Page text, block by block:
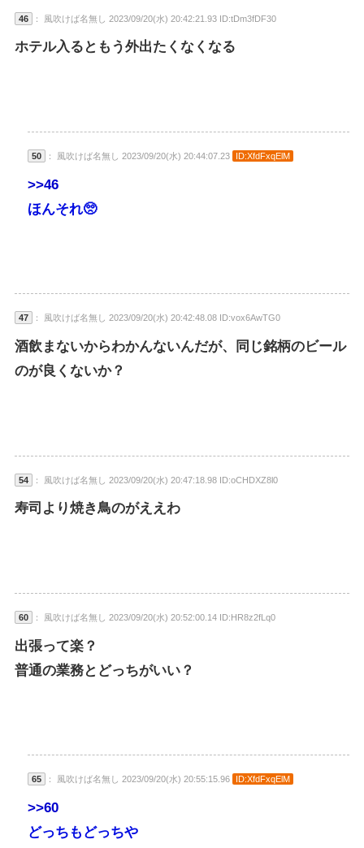
46 ： 風吹けば名無し 2023/09/20(水) 20:42:21.93 ID:tDm3fDF30
ホテル入るともう外出たくなくなる
50 ： 風吹けば名無し 2023/09/20(水) 20:44:07.23 ID:XfdFxqElM
>>46
ほんそれ🥺
47 ： 風吹けば名無し 2023/09/20(水) 20:42:48.08 ID:vox6AwTG0
酒飲まないからわかんないんだが、同じ銘柄のビール
のが良くないか？
54 ： 風吹けば名無し 2023/09/20(水) 20:47:18.98 ID:oCHDXZ8l0
寿司より焼き鳥のがええわ
60 ： 風吹けば名無し 2023/09/20(水) 20:52:00.14 ID:HR8z2fLq0
出張って楽？
普通の業務とどっちがいい？
65 ： 風吹けば名無し 2023/09/20(水) 20:55:15.96 ID:XfdFxqElM
>>60
どっちもどっちや